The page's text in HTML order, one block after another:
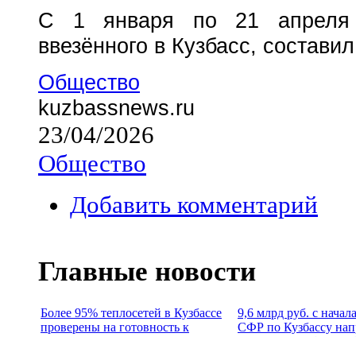
С 1 января по 21 апреля
ввезённого в Кузбасс,
Общество
kuzbassnews.ru
23/04/2026
Общество
Добавить комментарий
Главные новости
Более 95% теплосетей в Кузбассе
проверены на готовность к
9,6 млрд руб. с
СФР по Кузбассу